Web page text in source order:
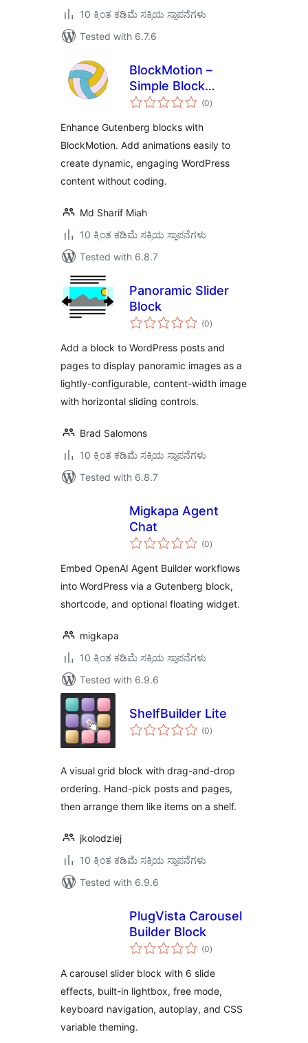
10 ಕ್ಕಿಂತ ಕಡಿಮೆ ಸಕ್ರಿಯ ಸ್ಥಾಪನೆಗಳು
Tested with 6.7.6
BlockMotion –
Simple Block
Animation
(0total
ratings
)
Enhance Gutenberg blocks with
BlockMotion. Add animations easily to
create dynamic, engaging WordPress
content without coding.
Md Sharif Miah
10 ಕ್ಕಿಂತ ಕಡಿಮೆ ಸಕ್ರಿಯ ಸ್ಥಾಪನೆಗಳು
Tested with 6.8.7
Panoramic Slider
Block
(0total
ratings
)
Add a block to WordPress posts and
pages to display panoramic images as a
lightly-configurable, content-width image
with horizontal sliding controls.
Brad Salomons
10 ಕ್ಕಿಂತ ಕಡಿಮೆ ಸಕ್ರಿಯ ಸ್ಥಾಪನೆಗಳು
Tested with 6.8.7
Migkapa Agent
Chat
(0total
ratings
)
Embed OpenAI Agent Builder workflows
into WordPress via a Gutenberg block,
shortcode, and optional floating widget.
migkapa
10 ಕ್ಕಿಂತ ಕಡಿಮೆ ಸಕ್ರಿಯ ಸ್ಥಾಪನೆಗಳು
Tested with 6.9.6
ShelfBuilder Lite
(0total
ratings
)
A visual grid block with drag-and-drop
ordering. Hand-pick posts and pages,
then arrange them like items on a shelf.
jkolodziej
10 ಕ್ಕಿಂತ ಕಡಿಮೆ ಸಕ್ರಿಯ ಸ್ಥಾಪನೆಗಳು
Tested with 6.9.6
PlugVista Carousel
Builder Block
(0total
ratings
)
A carousel slider block with 6 slide
effects, built-in lightbox, free mode,
keyboard navigation, autoplay, and CSS
variable theming.